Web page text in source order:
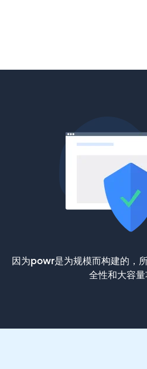
因为powr是为规模而构建的，
全性和大容量